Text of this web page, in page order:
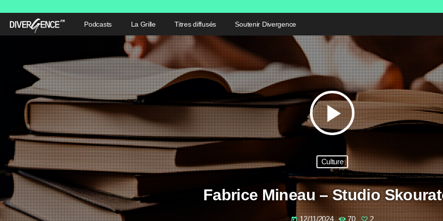
Podcasts La Grille Titres diffusés Soutenir Divergence
play_arrow
Culture
Fabrice Mineau – Studio
today 12/11/2024 70 2